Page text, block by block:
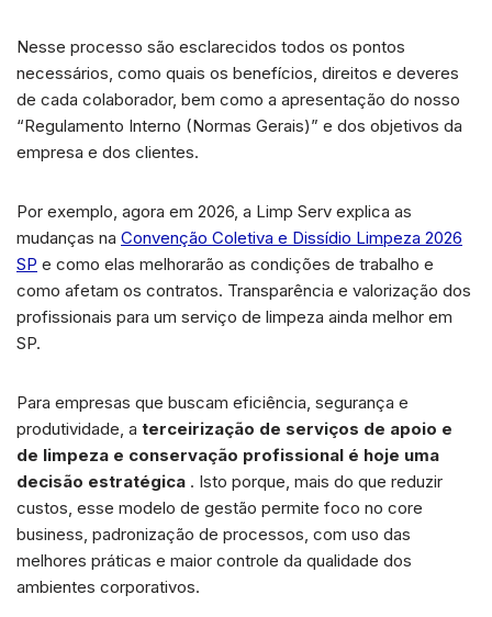
Nesse processo são esclarecidos todos os pontos
necessários, como quais os benefícios, direitos e deveres
de cada colaborador, bem como a apresentação do nosso
“Regulamento Interno (Normas Gerais)” e dos objetivos da
empresa e dos clientes.
Por exemplo, agora em 2026, a Limp Serv explica as
mudanças na Convenção Coletiva e Dissídio Limpeza 2026
SP e como elas melhorarão as condições de trabalho e
como afetam os contratos. Transparência e valorização dos
profissionais para um serviço de limpeza ainda melhor em
SP.
Para empresas que buscam eficiência, segurança e
produtividade, a terceirização de serviços de apoio e
de limpeza e conservação profissional é hoje uma
decisão estratégica . Isto porque, mais do que reduzir
custos, esse modelo de gestão permite foco no core
business, padronização de processos, com uso das
melhores práticas e maior controle da qualidade dos
ambientes corporativos.